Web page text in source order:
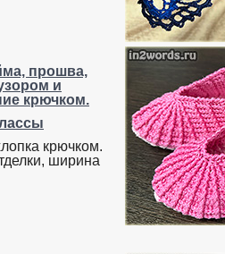
прошва,
и
крючком.
крючком.
ширина